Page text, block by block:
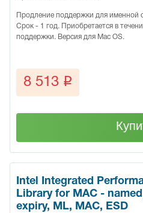
Продление поддержки для именной
Срок - 1 год. Приобретается в
поддержки. Версия для Mac OS.
8 513 q
Intel Integrated
Library for MAC -
expiry, ML, MAC, ESD